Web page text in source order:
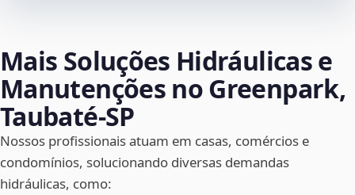
Mais Soluções Hidráulicas e
Manutenções no Greenpark,
Taubaté‑SP
Nossos profissionais atuam em casas, comércios e
condomínios, solucionando diversas demandas
hidráulicas, como: